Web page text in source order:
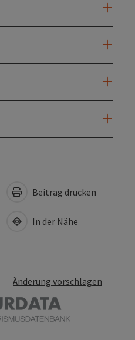
Beitrag drucken
In der Nähe
Änderung vorschlagen